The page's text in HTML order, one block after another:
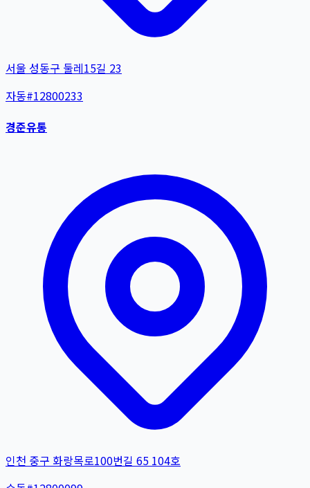
서울 성동구 둘레15길 23
자동#12800233
경준유통
인천 중구 화랑목로100번길 65 104호